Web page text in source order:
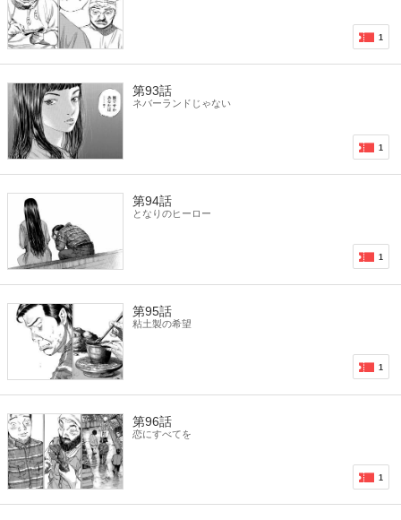
1
第93話
ネバーランドじゃない
1
第94話
となりのヒーロー
1
第95話
粘土製の希望
1
第96話
恋にすべてを
1